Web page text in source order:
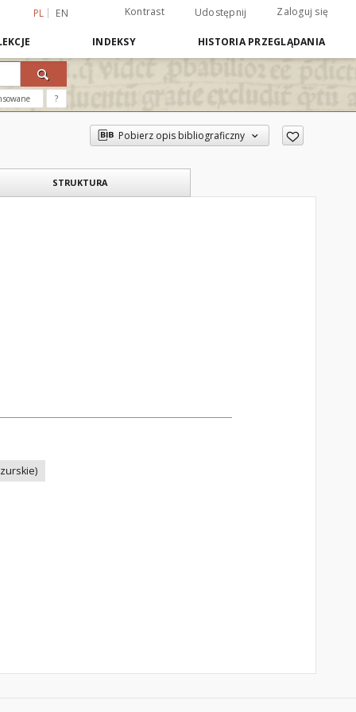
PL EN Kontrast Udostępnij Zaloguj się
INDEKSY HISTORIA PRZEGLĄDANIA
?
Pobierz opis bibliograficzny
STRUKTURA